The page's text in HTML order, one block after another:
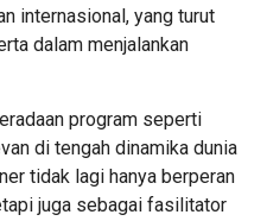
internasional, yang turut
dalam menjalankan
program seperti
di tengah dinamika dunia
tidak lagi hanya berperan
juga sebagai fasilitator